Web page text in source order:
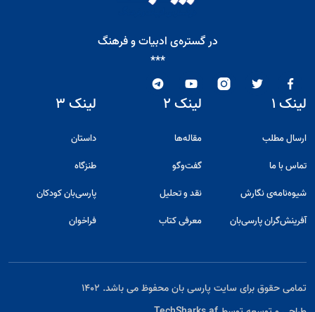
در گستره‌ی ادبیات و فرهنگ
***
لینک ۱
ارسال مطلب
تماس با ما
شیوه‌نامه‌ی نگارش
آفرینش‌گران پارسی‌بان
لینک ۲
مقاله‌ها
گفت‌و‌گو
نقد و تحلیل
معرفی کتاب
لینک ۳
داستان
طنزگاه
پارسی‌بان کودکان
فراخوان
تمامی حقوق برای سایت پارسی بان محفوظ می باشد. ۱۴۰۲